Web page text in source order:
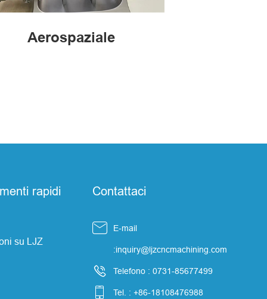
Aerospaziale
rapidi
su LJZ
Contattaci
 E-mail
:inquiry@ljzcncmachining.com
 Telefono : 0731-85677499
 Tel. : +86-18108476988